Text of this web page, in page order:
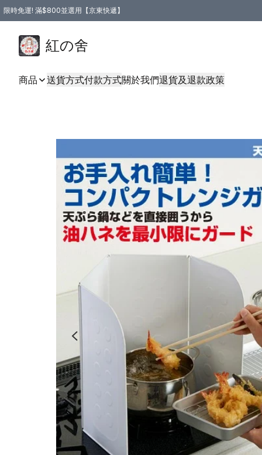
限時免運! 滿$800並選用【京東快遞】
紅の舍
商品 送貨方式付款方式關於我們退貨及退款政策